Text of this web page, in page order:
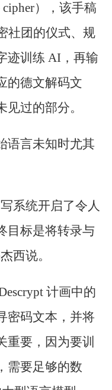
），该手稿
社团的仪式、规
迹训练 AI，再输
的德文解码文
过的部分。
语言未知时尤其
系统开启了令人
目标是将转录与
西说。
计画中的
密码文本，并将
重要，因为要训
需要足够的数